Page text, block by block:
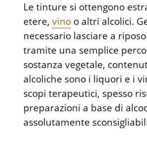
Le tinture si ottengono
etere,vino o altri alcolici.
necessario lasciare a
tramite una semplice
sostanza vegetale,
alcoliche sono i liquori e i
scopi terapeutici, spesso
preparazioni a base di
assolutamente